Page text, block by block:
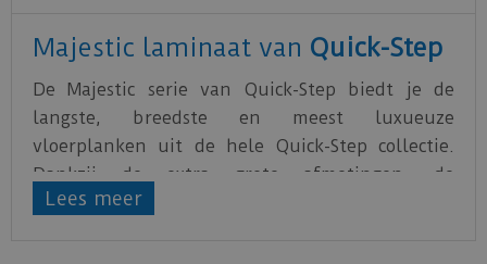
Majestic laminaat van Quick-Step
De Majestic serie van Quick-Step biedt je de
langste, breedste en meest luxueuze
vloerplanken uit de hele Quick-Step collectie.
Dankzij de extra grote afmetingen, de
natuurlijke look en de unieke
Lees meer